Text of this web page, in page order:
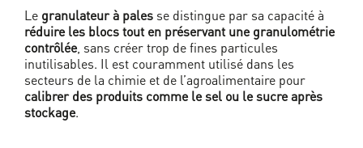
Le granulateur à pales se distingue par sa capacité à
réduire les blocs tout en préservant une granulométrie
contrôlée, sans créer trop de fines particules
inutilisables. Il est couramment utilisé dans les
secteurs de la chimie et de l’agroalimentaire pour
calibrer des produits comme le sel ou le sucre après
stockage.